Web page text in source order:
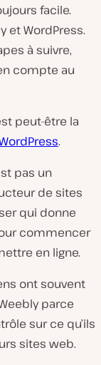
facile.
et WordPress.
à suivre,
compte au
peut-être la
.
pas un
de sites
qui donne
commencer
en ligne.
ont souvent
parce
sur ce qu’ils
sites web.